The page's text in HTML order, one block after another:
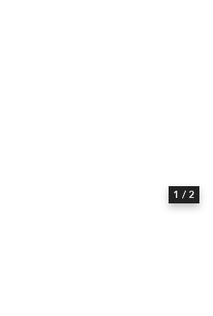
1 / 2